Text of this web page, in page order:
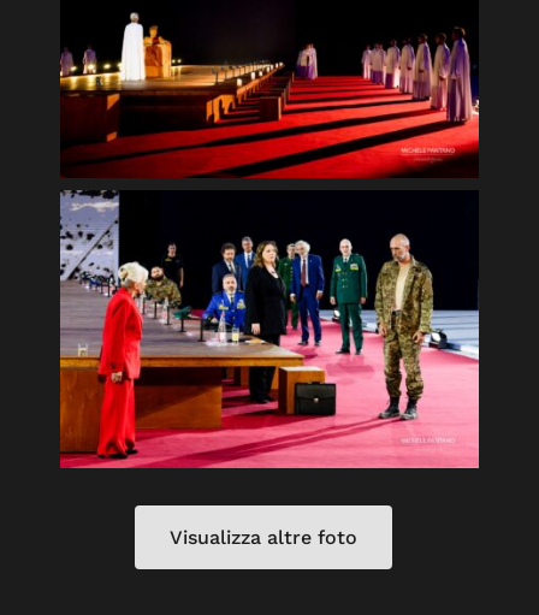
Visualizza altre foto